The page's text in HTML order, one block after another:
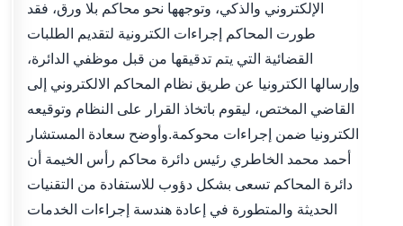
الإلكتروني والذكي، وتوجهها نحو محاكم بلا ورق، فقد
طورت المحاكم إجراءات الكترونية لتقديم الطلبات
القضائية التي يتم تدقيقها من قبل موظفي الدائرة،
وإرسالها الكترونيا عن طريق نظام المحاكم الالكتروني إلى
القاضي المختص، ليقوم باتخاذ القرار على النظام وتوقيعه
الكترونيا ضمن إجراءات محوكمة.وأوضح سعادة المستشار
أحمد محمد الخاطري رئيس دائرة محاكم رأس الخيمة أن
دائرة المحاكم تسعى بشكل دؤوب للاستفادة من التقنيات
الحديثة والمتطورة في إعادة هندسة إجراءات الخدمات